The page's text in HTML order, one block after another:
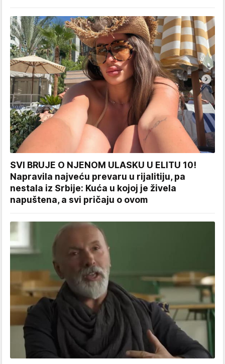
SVI BRUJE O NJENOM ULASKU U ELITU 10!
Napravila najveću prevaru u rijalitiju, pa
nestala iz Srbije: Kuća u kojoj je živela
napuštena, a svi pričaju o ovom